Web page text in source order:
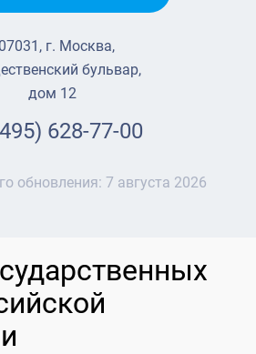
г. Москва,
бульвар,
дом 12
628-77-00
обновления: 7 августа 2026